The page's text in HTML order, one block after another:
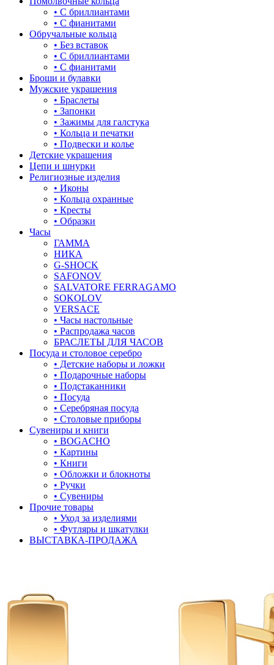
звезды
знаки зодиака
капля
квадрат (куб)
клевер
корона
кошки
круг (шар)
крылья и перья
листья
ловец снов
лошадки и единороги
лягушки
медведь
музыка
мышки
обереги
один камень
под гравировку
подкова
птицы
растительный мир
• С бриллиантами
• С фианитами
Обручальные кольца
• Без вставок
• С бриллиантами
• С фианитами
Броши и булавки
Мужские украшения
• Браслеты
• Запонки
• Зажимы для галстука
• Кольца и печатки
• Подвески и колье
Детские украшения
Цепи и шнурки
Религиозные изделия
• Иконы
• Кольца охранные
• Кресты
• Образки
Часы
ГАММА
НИКА
G-SHOCK
SAFONOV
SALVATORE FERRAGAMO
SOKOLOV
VERSACE
• Часы настольные
• Распродажа часов
БРАСЛЕТЫ ДЛЯ ЧАСОВ
Посуда и столовое серебро
• Детские наборы и ложки
• Подарочные наборы
• Подстаканники
• Посуда
• Серебряная посуда
• Столовые приборы
Сувениры и книги
• BOGACHO
• Картины
• Книги
• Обложки и блокноты
• Ручки
• Сувениры
Прочие товары
• Уход за изделиями
• Футляры и шкатулки
ВЫСТАВКА-ПРОДАЖА